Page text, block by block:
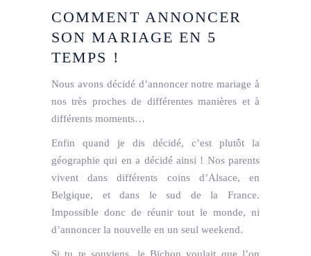
COMMENT ANNONCER
SON MARIAGE EN 5
TEMPS !
Nous avons décidé d’annoncer notre mariage à
nos très proches de différentes manières et à
différents moments…
Enfin quand je dis décidé, c’est plutôt la
géographie qui en a décidé ainsi ! Nos parents
vivent dans différents coins d’Alsace, en
Belgique, et dans le sud de la France.
Impossible donc de réunir tout le monde, ni
d’annoncer la nouvelle en un seul weekend.